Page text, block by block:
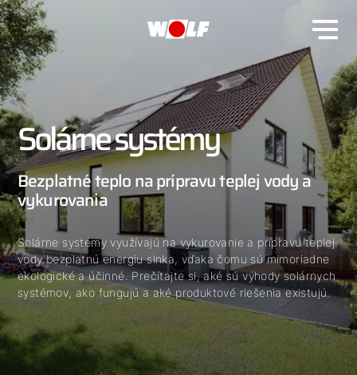
Solárne systémy
Bezplatné teplo na prípravu teplej vody a
vykurovania
Solárne systémy využívajú na vykurovanie a prípravu teplej
vody bezplatnú energiu slnka, vďaka čomu sú mimoriadne
ekologické a účinné. Prečítajte si, aké sú výhody solárnych
systémov, ako fungujú a aké produktové riešenia existujú.